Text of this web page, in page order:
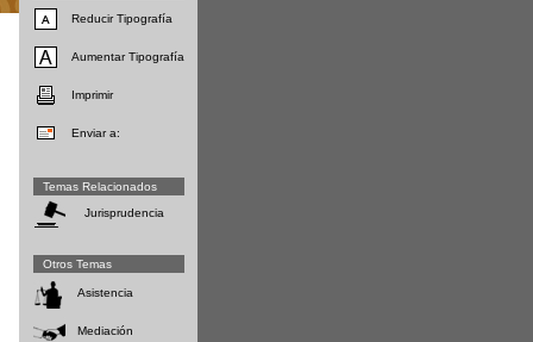
Reducir Tipografía
Aumentar Tipografía
Imprimir
Enviar a:
Temas Relacionados
Jurisprudencia
Otros Temas
Asistencia
Mediación